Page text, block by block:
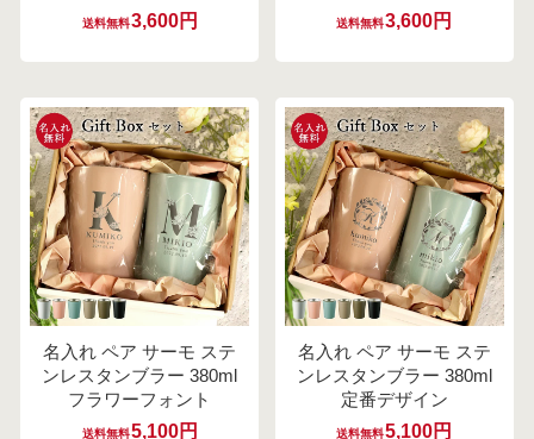
送料無料3,600円 送料無料3,600円
名入れ ペア サーモ ステ
ンレスタンブラー 380ml
フラワーフォント
送料無料5,100円
名入れ ペア サーモ ステ
ンレスタンブラー 380ml
定番デザイン
送料無料5,100円